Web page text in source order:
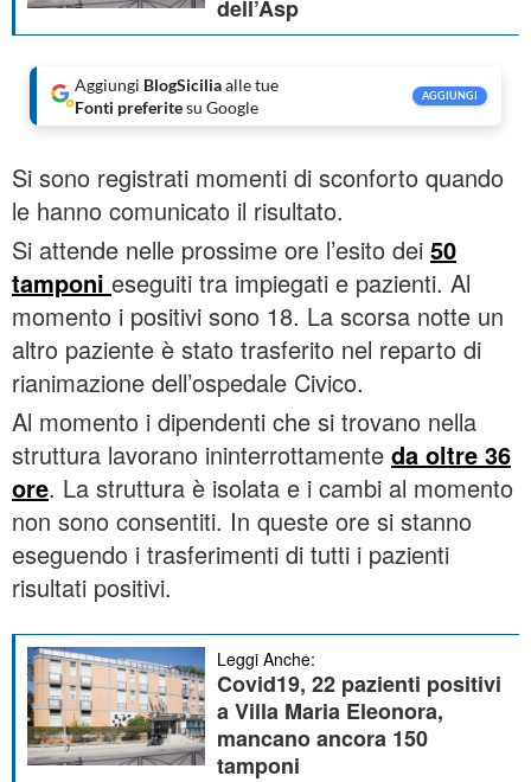
dell’Asp
Aggiungi BlogSiciliaalle tue
Fonti preferitesu Google
AGGIUNGI
Si sono registrati momenti di sconforto quando
le hanno comunicato il risultato.
Si attende nelle prossime ore l’esito dei 50
tamponi eseguiti tra impiegati e pazienti. Al
momento i positivi sono 18. La scorsa notte un
altro paziente è stato trasferito nel reparto di
rianimazione dell’ospedale Civico.
Al momento i dipendenti che si trovano nella
struttura lavorano ininterrottamente da oltre 36
ore. La struttura è isolata e i cambi al momento
non sono consentiti. In queste ore si stanno
eseguendo i trasferimenti di tutti i pazienti
risultati positivi.
Leggi Anche:
Covid19, 22 pazienti positivi
a Villa Maria Eleonora,
mancano ancora 150
tamponi